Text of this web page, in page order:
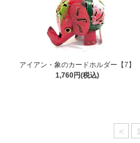
アイアン・象のカードホルダー【7】
1,760円(税込)
< 1